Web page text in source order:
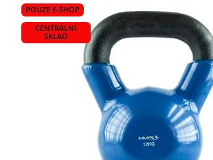
POUZE E-SHOP
CENTRÁLNÍ
SKLAD